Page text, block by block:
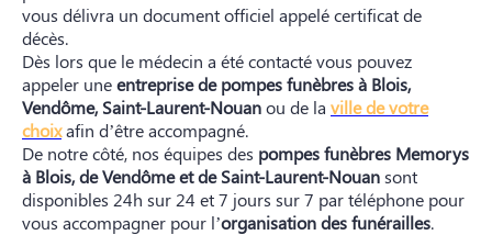
vous délivra un document officiel appelé certificat de
décès.
Dès lors que le médecin a été contacté vous pouvez
appeler uneentreprise de pompes funèbres à Blois,
Vendôme, Saint-Laurent-Nouanou de la ville de votre
choixafin d’être accompagné.
De notre côté, nos équipes des pompes funèbres Memorys
à Blois, de Vendôme et de Saint-Laurent-Nouansont
disponibles 24h sur 24 et 7 jours sur 7 par téléphone pour
vous accompagner pour l’organisation des funérailles.